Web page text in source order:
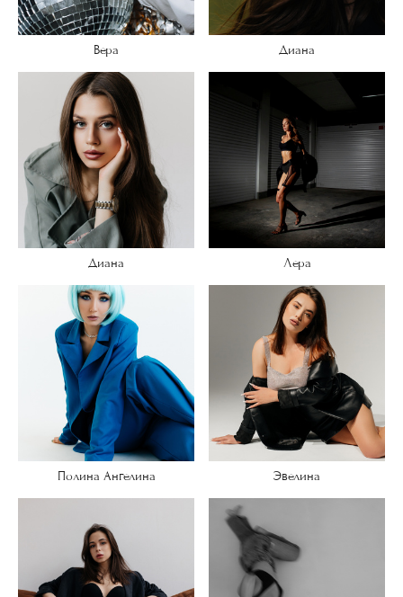
Вера Диана
Диана Лера
Полина Ангелина Эвелина